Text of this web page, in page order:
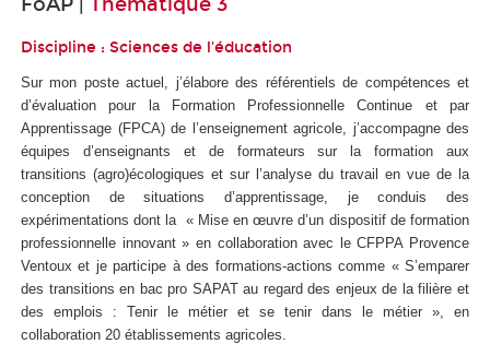
FoAP | Thématique 3
Discipline : Sciences de l'éducation
Sur mon poste actuel, j’élabore des référentiels de compétences et
d’évaluation pour la Formation Professionnelle Continue et par
Apprentissage (FPCA) de l’enseignement agricole, j’accompagne des
équipes d’enseignants et de formateurs sur la formation aux
transitions (agro)écologiques et sur l’analyse du travail en vue de la
conception de situations d’apprentissage, je conduis des
expérimentations dont la « Mise en œuvre d’un dispositif de formation
professionnelle innovant » en collaboration avec le CFPPA Provence
Ventoux et je participe à des formations-actions comme « S’emparer
des transitions en bac pro SAPAT au regard des enjeux de la filière et
des emplois : Tenir le métier et se tenir dans le métier », en
collaboration 20 établissements agricoles.